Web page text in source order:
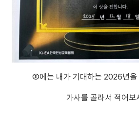
③에는 내가 기대하는 2026년을
가사를 골라서 적어보